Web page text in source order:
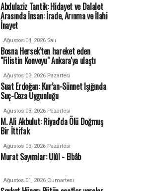
Abdulaziz Tantik: Hidayet ve Dalalet
Arasında İnsan: İrade, Arınma ve İlahi
İnayet
Ağustos 04, 2026 Salı
Bosna Hersek'ten hareket eden
"Filistin Konvoyu" Ankara'ya ulaştı
Ağustos 03, 2026 Pazartesi
Suat Erdoğan: Kur’an-Sünnet Işığında
Suç-Ceza Uygunluğu
Ağustos 03, 2026 Pazartesi
M. Ali Akbulut: Riyad'da Ölü Doğmuş
Bir İttifak
Ağustos 03, 2026 Pazartesi
Murat Sayımlar: Ulûl - Elbâb
Ağustos 01, 2026 Cumartesi